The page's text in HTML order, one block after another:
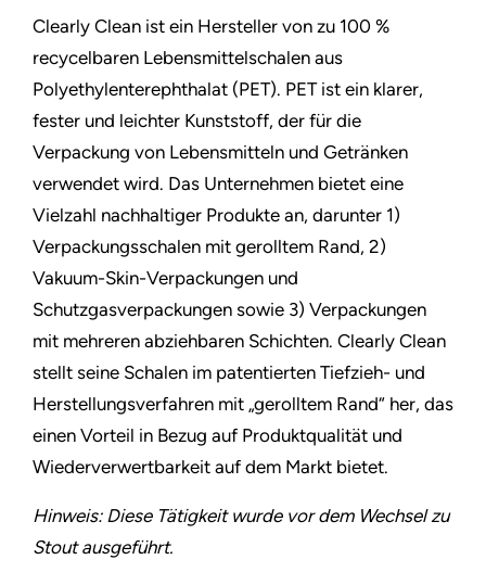
Clearly Clean ist ein Hersteller von zu 100 %
recycelbaren Lebensmittelschalen aus
Polyethylenterephthalat (PET). PET ist ein klarer,
fester und leichter Kunststoff, der für die
Verpackung von Lebensmitteln und Getränken
verwendet wird. Das Unternehmen bietet eine
Vielzahl nachhaltiger Produkte an, darunter 1)
Verpackungsschalen mit gerolltem Rand, 2)
Vakuum-Skin-Verpackungen und
Schutzgasverpackungen sowie 3) Verpackungen
mit mehreren abziehbaren Schichten. Clearly Clean
stellt seine Schalen im patentierten Tiefzieh- und
Herstellungsverfahren mit „gerolltem Rand“ her, das
einen Vorteil in Bezug auf Produktqualität und
Wiederverwertbarkeit auf dem Markt bietet.
Hinweis: Diese Tätigkeit wurde vor dem Wechsel zu
Stout ausgeführt.